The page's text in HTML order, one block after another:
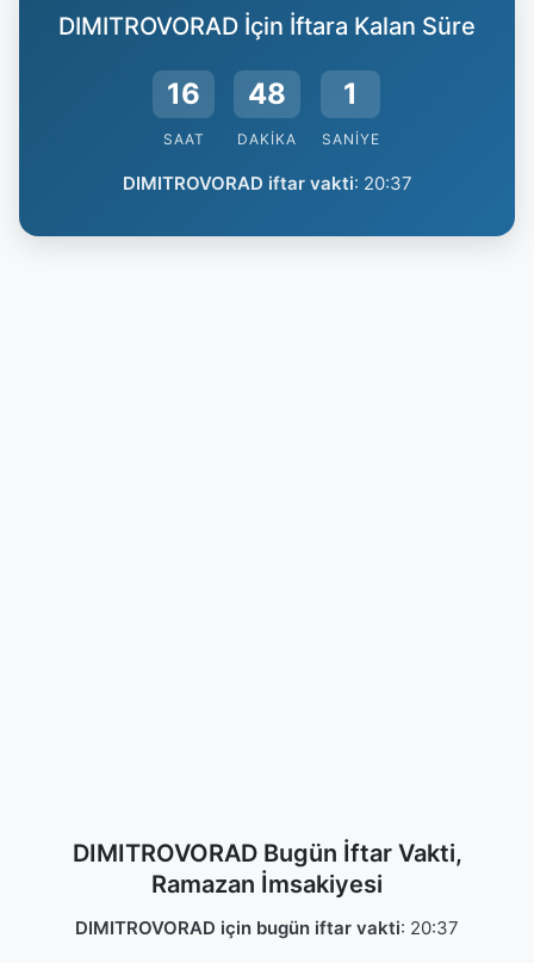
DIMITROVORAD İçin İftara Kalan Süre
16
SAAT
48
DAKIKA
1
SANIYE
DIMITROVORAD iftar vakti: 20:37
DIMITROVORAD Bugün İftar Vakti,
Ramazan İmsakiyesi
DIMITROVORAD için bugün iftar vakti: 20:37